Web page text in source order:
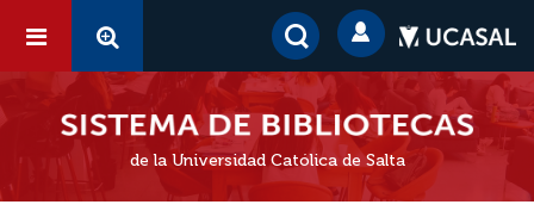
de la Universidad Católica de Salta